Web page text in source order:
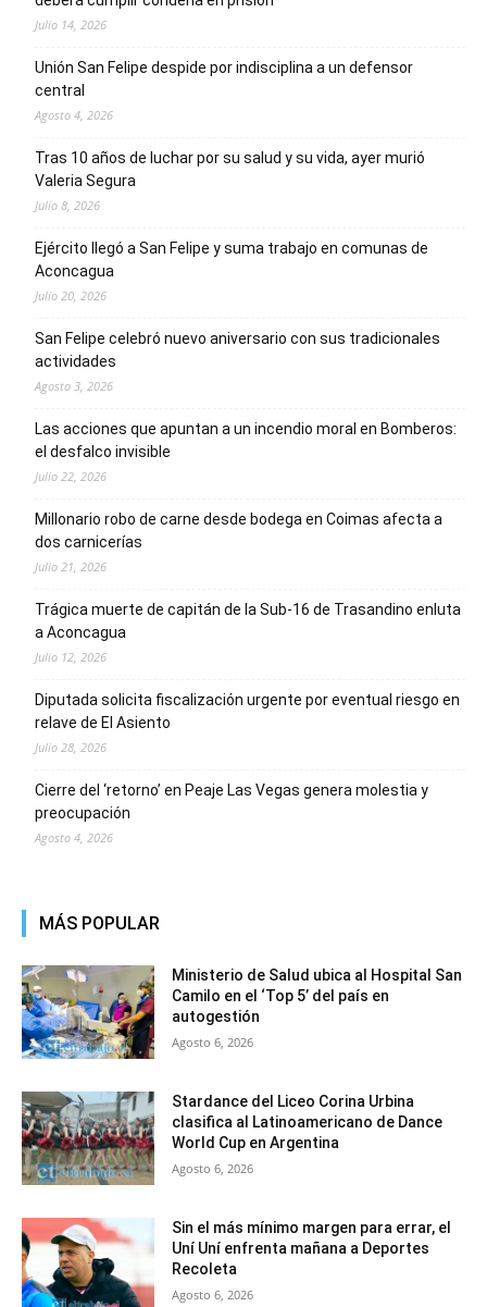
Julio 14, 2026
Unión San Felipe despide por indisciplina a un defensor
central
Agosto 4, 2026
Tras 10 años de luchar por su salud y su vida, ayer murió
Valeria Segura
Julio 8, 2026
Ejército llegó a San Felipe y suma trabajo en comunas de
Aconcagua
Julio 20, 2026
San Felipe celebró nuevo aniversario con sus tradicionales
actividades
Agosto 3, 2026
Las acciones que apuntan a un incendio moral en Bomberos:
el desfalco invisible
Julio 22, 2026
Millonario robo de carne desde bodega en Coimas afecta a
dos carnicerías
Julio 21, 2026
Trágica muerte de capitán de la Sub-16 de Trasandino enluta
a Aconcagua
Julio 12, 2026
Diputada solicita fiscalización urgente por eventual riesgo en
relave de El Asiento
Julio 28, 2026
Cierre del ‘retorno’ en Peaje Las Vegas genera molestia y
preocupación
Agosto 4, 2026
MÁS POPULAR
Ministerio de Salud ubica al Hospital San
Camilo en el ‘Top 5’ del país en
autogestión
Agosto 6, 2026
Stardance del Liceo Corina Urbina
clasifica al Latinoamericano de Dance
World Cup en Argentina
Agosto 6, 2026
Sin el más mínimo margen para errar, el
Uní Uní enfrenta mañana a Deportes
Recoleta
Agosto 6, 2026